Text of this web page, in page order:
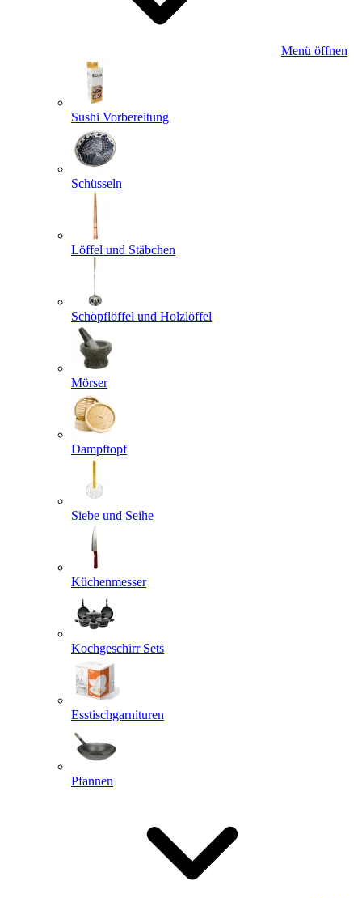
Menü öffnen
Sushi Vorbereitung
Schüsseln
Löffel und Stäbchen
Schöpflöffel und Holzlöffel
Mörser
Dampftopf
Siebe und Seihe
Küchenmesser
Kochgeschirr Sets
Esstischgarnituren
Pfannen